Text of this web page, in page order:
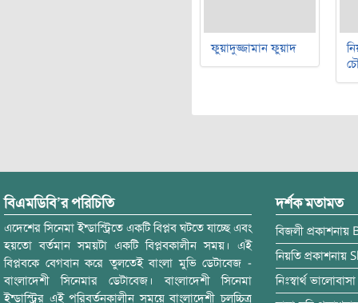
ফুয়াদুজ্জামান ফুয়াদ
বিএমডিবি’র পরিচিতি
এদেশের সিনেমা ইন্ডাস্ট্রিতে একটি বিপ্লব ঘটতে যাচ্ছে এবং
হয়তো বর্তমান সময়টা একটি বিপ্লবকালীন সময়। এই
বিপ্লবকে বেগবান করে তুলতেই বাংলা মুভি ডেটাবেজ -
বাংলাদেশী সিনেমার ডেটাবেজ। বাংলাদেশী সিনেমা
ইন্ডাস্ট্রির এই পরিবর্তনকালীন সময়ে বাংলাদেশী চলচ্চিত্র
দর্শক মতামত
বিজলী প্রকাশনায়
নিয়তি প্রকাশনায়
নিঃস্বার্থ ভালোবাসা